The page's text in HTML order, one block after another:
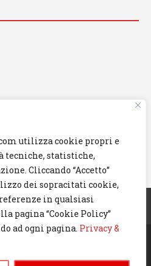
utilizza cookie propri e
statistiche,
Cliccando “Accetto”
dei sopracitati cookie,
in qualsiasi
pagina “Cookie Policy”
ad ogni pagina. Privacy &
rights reserved.